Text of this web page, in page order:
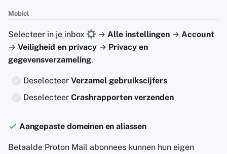
Mobiel
Selecteer in je inbox → Alle instellingen → Account
→ Veiligheid en privacy → Privacy en
gegevensverzameling.
Deselecteer Verzamel gebruikscijfers
Deselecteer Crashrapporten verzenden
Aangepaste domeinen en aliassen
Betaalde Proton Mail abonnees kunnen hun eigen